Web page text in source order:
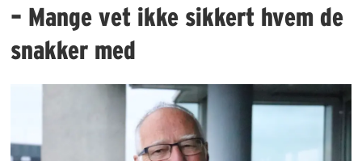
– Mange vet ikke sikkert hvem de
snakker med